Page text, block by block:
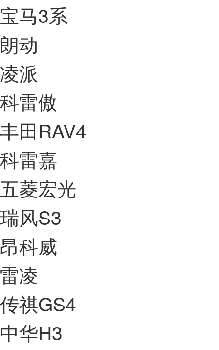
宝马3系
朗动
凌派
科雷傲
丰田RAV4
科雷嘉
五菱宏光
瑞风S3
昂科威
雷凌
传祺GS4
中华H3